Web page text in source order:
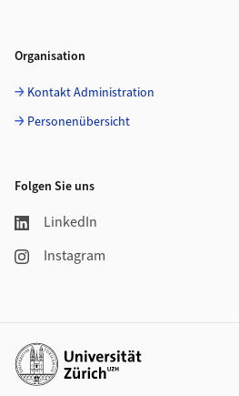
Organisation
Kontakt Administration
Personenübersicht
Folgen Sie uns
LinkedIn
Instagram
Weiterführende Links